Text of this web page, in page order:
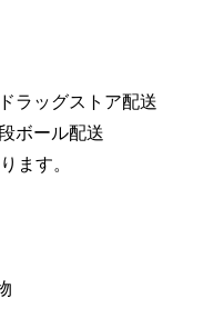
ラッグストア配送
ボール配送
ます。